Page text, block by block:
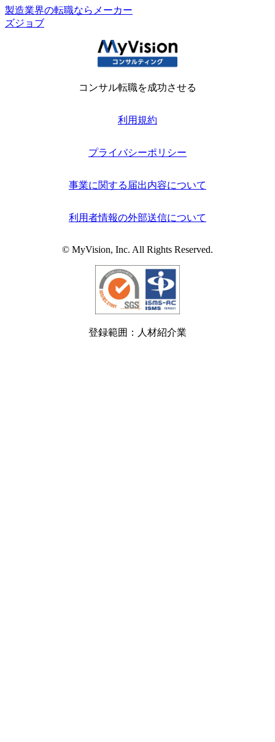
製造業界の転職ならメーカー
ズジョブ
コンサル転職を成功させる
利用規約
プライバシーポリシー
事業に関する届出内容について
利用者情報の外部送信について
© MyVision, Inc. All Rights Reserved.
登録範囲：人材紹介業